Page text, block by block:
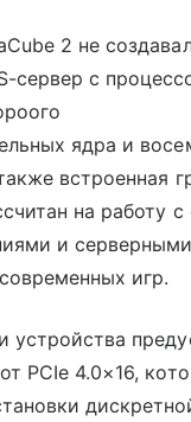
2 не
сервер с
ядра и
встроенная
на работу
и
игр.
устройства
PCIe 4.0×16,